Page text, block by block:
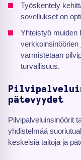
Työskentely
sovellukset on
Yhteistyö muiden
verkkoinsinöörien
varmistetaan
turvallisuus.
pätevyydet
Pilvipalveluinsinöörit
yhdistelmää
keskeisiä taitoja ja